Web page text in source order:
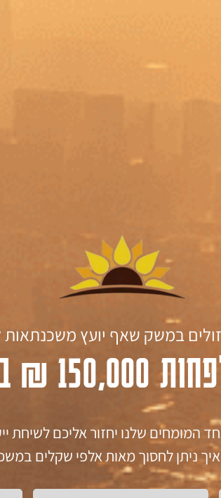
במשק שאף יועץ משכנתאות
במשכנתא
המומחים שלנו יחזור אליכם לשיחת
איך ניתן לחסוך מאות אלפי שקלים